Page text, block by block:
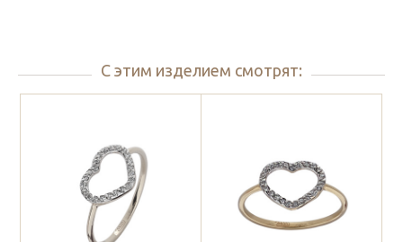
С этим изделием смотрят: